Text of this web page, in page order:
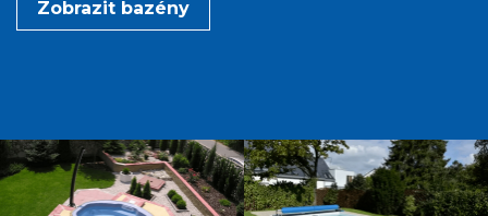
Zobrazit bazény